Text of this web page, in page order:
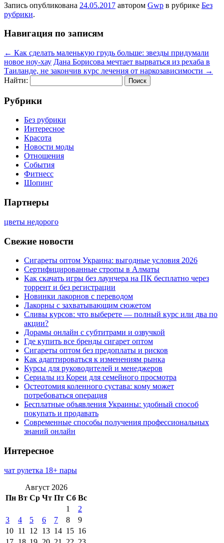
Запись опубликована 24.05.2017 автором Gwp в рубрике Без
рубрики.
Навигация по записям
← Как сделать маленькую грудь больше: звезды придумали
новое ноу-хау Дана Борисова мечтает вырваться из рехаба в
Таиланде, не закончив курс лечения от наркозависимости →
Найти:
Рубрики
Без рубрики
Интересное
Красота
Новости моды
Отношения
События
Фитнесс
Шопинг
Партнеры
цветы недорого
Свежие новости
Сигареты оптом Украина: выгодные условия 2026
Сертифицированные стропы в Алматы
Как скачать игры без лаунчера на ПК бесплатно через
торрент и без регистрации
Новинки лакорнов с переводом
Лакорны с захватывающим сюжетом
Сливы курсов: что выберете — полный курс или два по
акции?
Дорамы онлайн с субтитрами и озвучкой
Где купить все бренды сигарет оптом
Сигареты оптом без предоплаты и рисков
Как адаптироваться к изменениям рынка
Курсы для руководителей и менеджеров
Сериалы из Кореи для семейного просмотра
Остеотомия коленного сустава: кому может
потребоваться операция
Бесплатные объявления Украины: удобный способ
покупать и продавать
Современные способы получения профессиональных
знаний онлайн
Интересное
чат рулетка 18+ пары
Август 2026
Пн Вт Ср Чт Пт Сб Вс
1
2
3
4 5 6 7 8
9
10 11 12 13 14 15 16